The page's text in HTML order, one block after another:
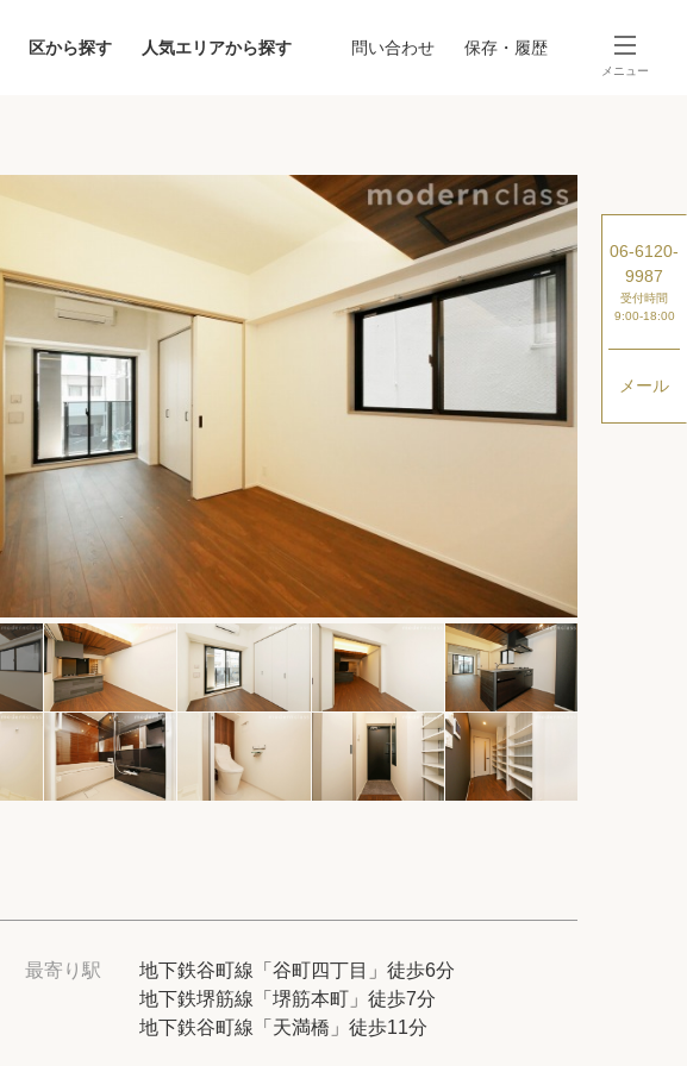
区から探す 人気エリアから探す 問い合わせ 保存・履歴
メニュー
駅・路線から探す
区から探す
人気エリアから探す
アクセスランキング
保存した物件
閲覧履歴
保存した検索条件
店舗・スタッフ紹介
各種お問い合わせ
高級賃貸物件コラム modern classについて
最寄り駅
地下鉄谷町線「谷町四丁目」徒歩6分
地下鉄堺筋線「堺筋本町」徒歩7分
地下鉄谷町線「天満橋」徒歩11分
06-6120-
9987
受付時間
9:00-18:00
メール